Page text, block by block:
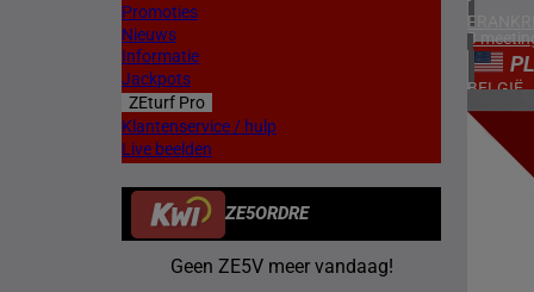
Promoties
Nieuws
Informatie
Jackpots
ZEturf Pro
Klantenservice / hulp
Live beelden
ZE5ORDRE
Geen ZE5V meer vandaag!
3
BELGIË
ZWEDEN
3
4
19/05/